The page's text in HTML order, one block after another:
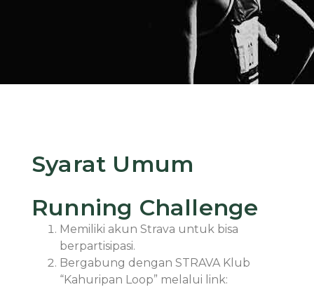
Syarat Umum
Running Challenge
Memiliki akun Strava untuk bisa
berpartisipasi.
Bergabung dengan STRAVA Klub
“Kahuripan Loop” melalui link: